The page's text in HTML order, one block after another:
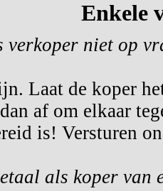
Enkele
verkoper niet op
Laat de koper
af om elkaar
is! Versturen
als koper van